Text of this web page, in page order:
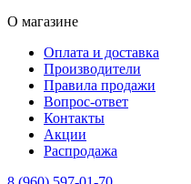
О магазине
Оплата и доставка
Производители
Правила продажи
Вопрос-ответ
Контакты
Акции
Распродажа